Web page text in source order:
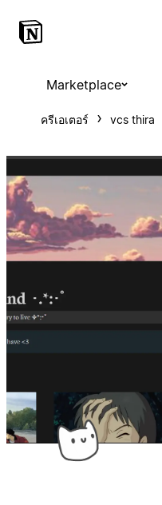
Marketplace
ครีเอเตอร์ vcs thira